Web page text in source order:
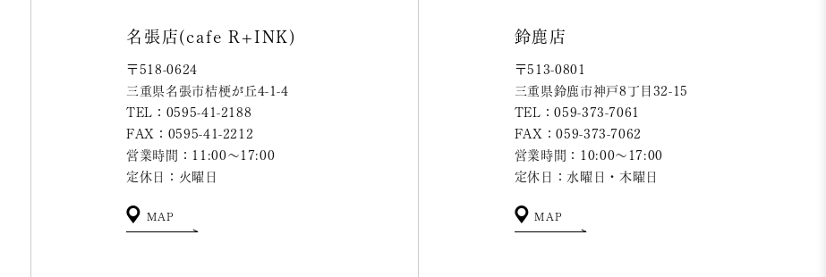
名張店(cafe R+INK)
〒518-0624
三重県名張市桔梗が丘4-1-4
TEL：0595-41-2188
FAX：0595-41-2212
営業時間：11:00～17:00
定休日：火曜日
MAP
鈴鹿店
〒513-0801
三重県鈴鹿市神戸8丁目32-15
TEL：059-373-7061
FAX：059-373-7062
営業時間：10:00～17:00
定休日：水曜日・木曜日
MAP